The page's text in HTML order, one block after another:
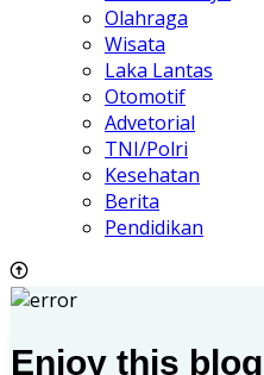
Olahraga
Wisata
Laka Lantas
Otomotif
Advetorial
TNI/Polri
Kesehatan
Berita
Pendidikan
Enjoy this